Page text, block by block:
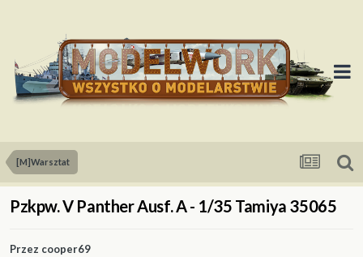
[M]Warsztat
Pzkpw. V Panther Ausf. A - 1/35 Tamiya 35065
Przez cooper69